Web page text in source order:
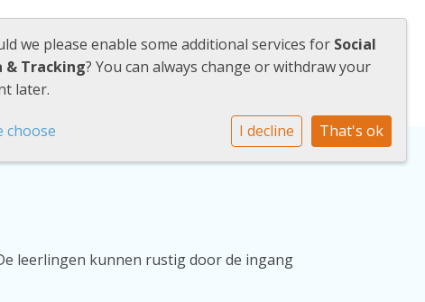
Tanding Vooruit Werken bij
leerlingen kunnen rustig door de ingang
we please enable some additional services for Social
& Tracking? You can always change or withdraw your
later.
choose I decline That's ok